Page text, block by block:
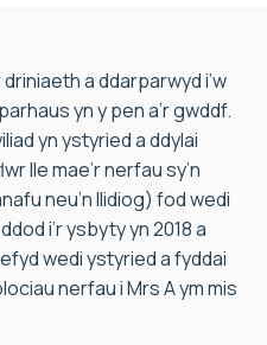
a ddarparwyd i’w
yn y pen a’r gwddf.
yn ystyried a ddylai
lle mae’r nerfau sy’n
neu’n llidiog) fod wedi
i’r ysbyty yn 2018 a
wedi ystyried a fyddai
nerfau i Mrs A ym mis